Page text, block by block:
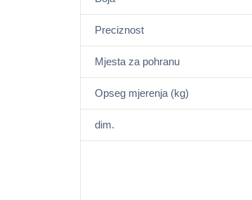
Preciznost
Mjesta za pohranu
Opseg mjerenja (kg)
dim.